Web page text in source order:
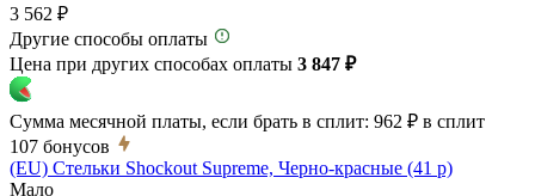
3 562 ₽
Другие способы оплаты
Цена при других способах оплаты 3 847 ₽
Сумма месячной платы, если брать в сплит: 962 ₽ в сплит
107 бонусов
(EU) Стельки Shockout Supreme, Черно-красные (41 р)
Мало